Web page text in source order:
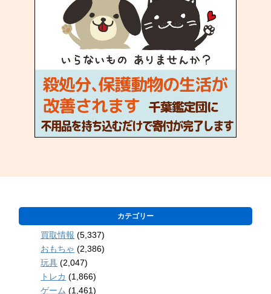
カテゴリー
買取情報 (5,337)
おもちゃ (2,386)
玩具 (2,047)
トレカ (1,866)
ゲーム (1,461)